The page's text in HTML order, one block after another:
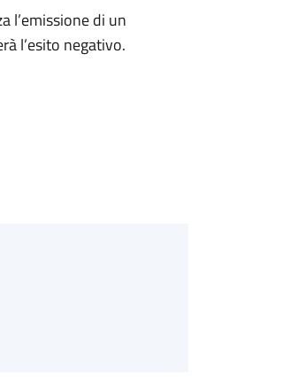
l’emissione di un
l’esito negativo.